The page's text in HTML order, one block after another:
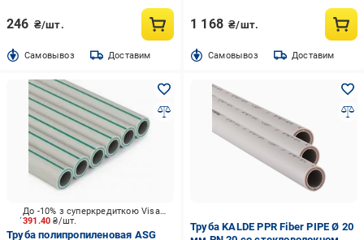
246 ₴/шт.
Cамовывоз Доставим
1 168 ₴/шт.
Cамовывоз Доставим
391.40₴/шт.
До -10% з суперкредиткою Visa Вигода
Труба полипропиленовая ASG
Труба KALDE PPR Fiber PIPE Ø 20